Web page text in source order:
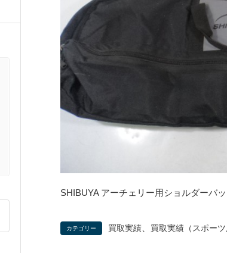
SHIBUYA アーチェリー用ショルダーバ
カテゴリー 買取実績 買取実績（スポーツ